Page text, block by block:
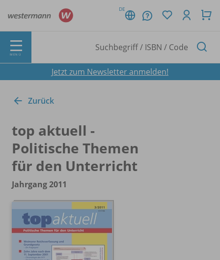
DE
MENÜ
Jetzt zum Newsletter anmelden!
Zurück
top aktuell -
Politische Themen
für den Unterricht
Jahrgang 2011